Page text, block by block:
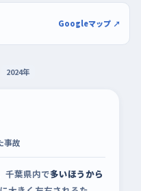
Googleマップ ↗
2024年
事故
千葉県内で多いほうから